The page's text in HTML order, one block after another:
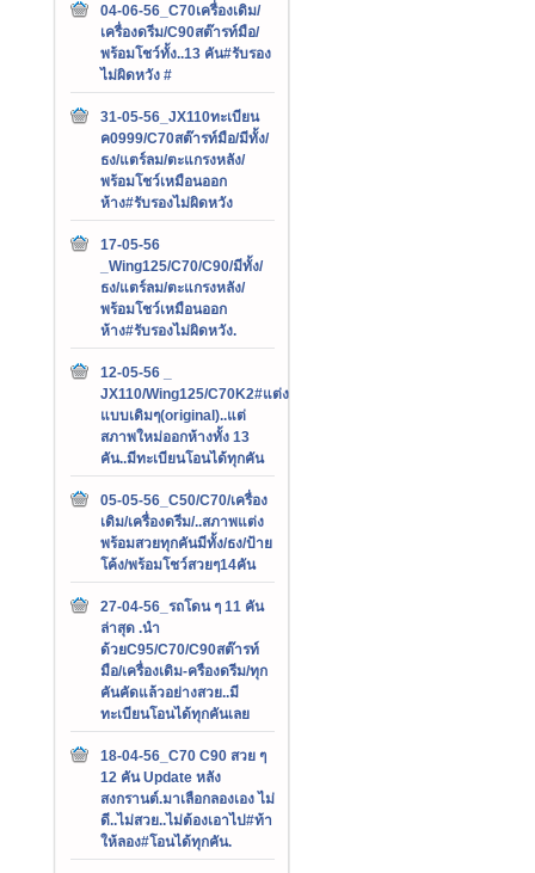
04-06-56_C70เครื่องเดิม/
เครื่องดรีม/C90สต๊ารท์มือ/
พร้อมโชว์ทั้ง..13 คัน#รับรอง
ไม่ผิดหวัง #
31-05-56_JX110ทะเบียน
ค0999/C70สต๊ารท์มือ/มีทั้ง/
ธง/แตร์ลม/ตะแกรงหลัง/
พร้อมโชว์เหมือนออก
ห้าง#รับรองไม่ผิดหวัง
17-05-56
_Wing125/C70/C90/มีทั้ง/
ธง/แตร์ลม/ตะแกรงหลัง/
พร้อมโชว์เหมือนออก
ห้าง#รับรองไม่ผิดหวัง.
12-05-56 _
JX110/Wing125/C70K2#แต่ง
แบบเดิมๆ(original)..แต่
สภาพใหม่ออกห้างทั้ง 13
คัน..มีทะเบียนโอนได้ทุกคัน
05-05-56_C50/C70/เครื่อง
เดิม/เครื่องดรีม/..สภาพแต่ง
พร้อมสวยทุกคันมีทั้ง/ธง/ป้าย
โค้ง/พร้อมโชว์สวยๆ14คัน
27-04-56_รถโดน ๆ 11 คัน
ล่าสุด .นำ
ด้วยC95/C70/C90สต๊ารท์
มือ/เครื่องเดิม-ครืองดรีม/ทุก
คันคัดแล้วอย่างสวย..มี
ทะเบียนโอนได้ทุกคันเลย
18-04-56_C70 C90 สวย ๆ
12 คัน Update หลัง
สงกรานต์.มาเลือกลองเอง ไม่
ดี..ไม่สวย..ไม่ต้องเอาไป#ท้า
ให้ลอง#โอนได้ทุกคัน.